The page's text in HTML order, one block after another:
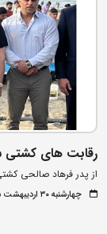
رقابت های کشتی
از پدر فرهاد صالحی
چهارشنبه ۳۰ اردیبهشت ۱۴۰۵